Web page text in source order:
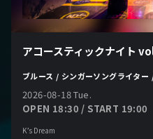
アコースティックナイト
ブルース / シンガーソングライター
2026-08-18 Tue.
OPEN 18:30 / START 19:00
K’s Dream